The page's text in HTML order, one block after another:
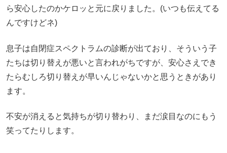
ら安心したのかケロッと元に戻りました。(いつも伝えてる
んですけどネ)
息子は自閉症スペクトラムの診断が出ており、そういう子
たちは切り替えが悪いと言われがちですが、安心さえでき
たらむしろ切り替えが早いんじゃないかと思うときがあり
ます。
不安が消えると気持ちが切り替わり、まだ涙目なのにもう
笑ってたりします。